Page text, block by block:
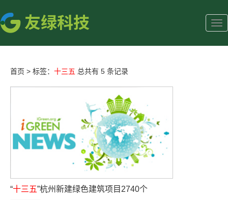
首页 > 标签： 十三五 总共有 5 条记录
“十三五”杭州新建绿色建筑项目2740个